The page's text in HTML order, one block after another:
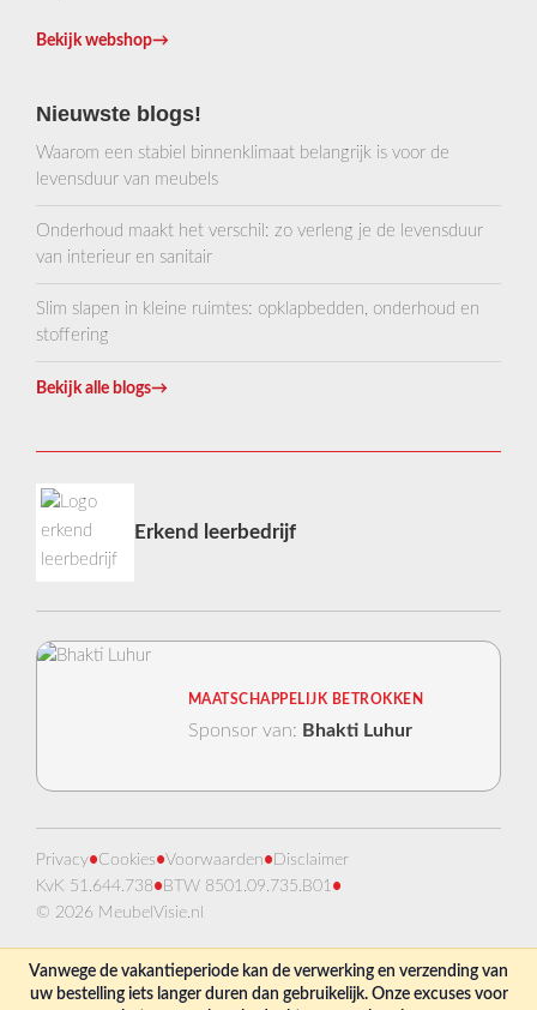
Bekijk webshop→
Nieuwste blogs!
Waarom een stabiel binnenklimaat belangrijk is voor de
levensduur van meubels
Onderhoud maakt het verschil: zo verleng je de levensduur
van interieur en sanitair
Slim slapen in kleine ruimtes: opklapbedden, onderhoud en
stoffering
Bekijk alle blogs→
Erkend leerbedrijf
MAATSCHAPPELIJK BETROKKEN
Sponsor van: Bhakti Luhur
Privacy•Cookies•Voorwaarden• Disclaimer
KvK 51.644.738• BTW 8501.09.735.B01 •
© 2026 MeubelVisie.nl
Vanwege de vakantieperiode kan de verwerking en verzending van
uw bestelling iets langer duren dan gebruikelijk. Onze excuses voor